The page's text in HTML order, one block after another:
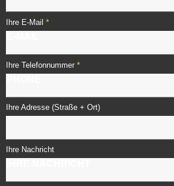
Ihre E-Mail *
Ihre Telefonnummer *
Ihre Adresse (Straße + Ort)
Ihre Nachricht